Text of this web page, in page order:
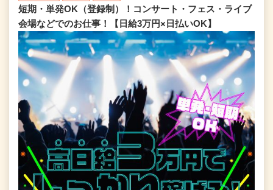
短期・単発OK（登録制）！コンサート・フェス・ライブ
会場などでのお仕事！【日給3万円×日払いOK】